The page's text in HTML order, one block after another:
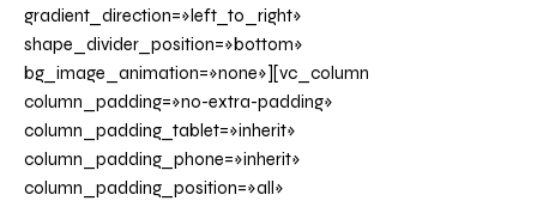
gradient_direction=»left_to_right»
shape_divider_position=»bottom»
bg_image_animation=»none»][vc_column
column_padding=»no-extra-padding»
column_padding_tablet=»inherit»
column_padding_phone=»inherit»
column_padding_position=»all»